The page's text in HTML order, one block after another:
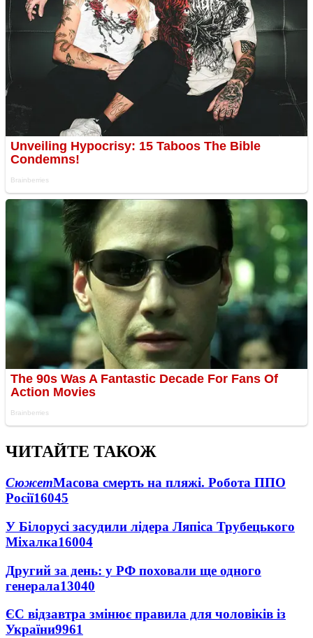
ЧИТАЙТЕ ТАКОЖ
СюжетМасова смерть на пляжі. Робота ППО
Росії16045
У Білорусі засудили лідера Ляпіса Трубецького
Міхалка16004
Другий за день: у РФ поховали ще одного
генерала13040
ЄС відзавтра змінює правила для чоловіків із
України9961